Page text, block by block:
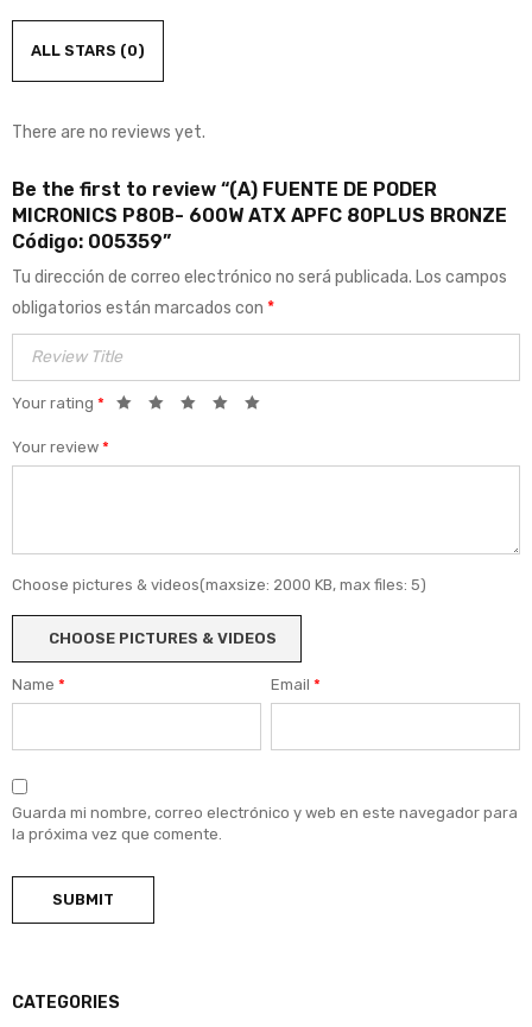
CATEGORIES
ALL STARS (0)
There are no reviews yet.
Be the first to review “(A) FUENTE DE PODER
MICRONICS P80B- 600W ATX APFC 80PLUS BRONZE
Código: 005359”
Tu dirección de correo electrónico no será publicada. Los campos
obligatorios están marcados con *
Your rating *
Your review *
Choose pictures & videos(maxsize: 2000 KB, max files: 5)
CHOOSE PICTURES & VIDEOS
Name * Email*
Guarda mi nombre, correo electrónico y web en este navegador para
la próxima vez que comente.